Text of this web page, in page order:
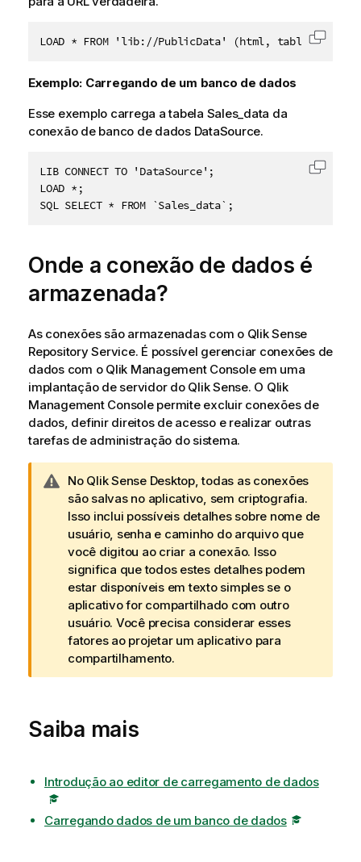
LOAD * FROM 'lib://PublicData' (html, table is @1);
Copiar
Exemplo: Carregando de um banco de dados
Esse exemplo carrega a tabela Sales_data da
conexão de banco de dados DataSource.
LIB CONNECT TO 'DataSource';
LOAD *;
SQL SELECT * FROM `Sales_data`;
Copiar
Onde a conexão de dados é
armazenada?
As conexões são armazenadas com o Qlik Sense
Repository Service. É possível gerenciar conexões de
dados com o Qlik Management Consoleem uma
implantação de servidor do Qlik Sense. O Qlik
Management Consolepermite excluir conexões de
dados, definir direitos de acesso e realizar outras
tarefas de administração do sistema.
N
o
t
a
d
e
a
d
v
e
r
t
c
No Qlik Sense Desktop, todas as conexões
são salvas no aplicativo, sem criptografia.
Isso inclui possíveis detalhes sobre nome de
usuário, senha e caminho do arquivo que
você digitou ao criar a conexão. Isso
significa que todos estes detalhes podem
estar disponíveis em texto simples se o
aplicativo for compartilhado com outro
usuário. Você precisa considerar esses
fatores ao projetar um aplicativo para
compartilhamento.
Saiba mais
Introdução ao editor de carregamento de dados
Carregando dados de um banco de dados